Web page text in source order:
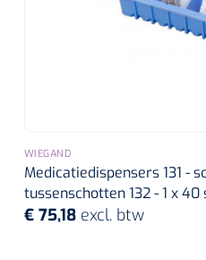
WIEGAND
Medicatiedispensers 131 -
tussenschotten 132 - 1 x 40
€ 75,18 excl. btw